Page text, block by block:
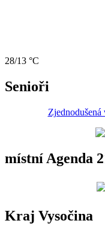
28/13 °C
Senioři
Zjednodušená
místní Agenda
Kraj Vysočina